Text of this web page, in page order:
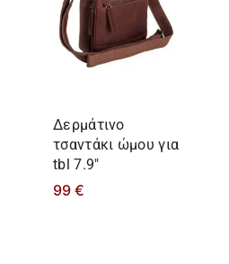
Δερμάτινο
τσαντάκι ώμου για
tbl 7.9″
99 €